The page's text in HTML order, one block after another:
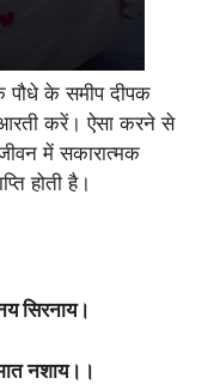
पौधे के समीप दीपक
करें। ऐसा करने से
में सकारात्मक
होती है।
सिरनाय।
नशाय।।